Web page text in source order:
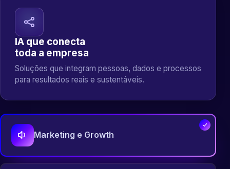
IA que conecta
toda a empresa
Soluções que integram pessoas, dados e processos
para resultados reais e sustentáveis.
Marketing e Growth